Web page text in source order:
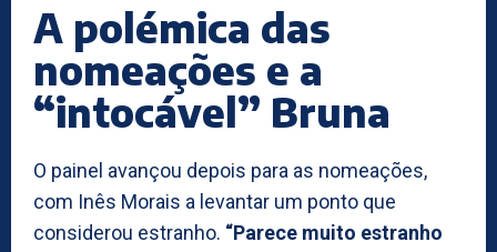
A polémica das
nomeações e a
“intocável” Bruna
O painel avançou depois para as nomeações,
com Inês Morais a levantar um ponto que
considerou estranho. “Parece muito estranho